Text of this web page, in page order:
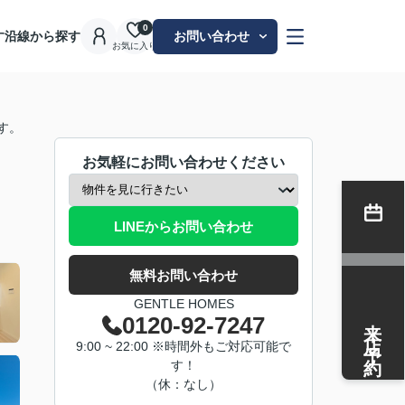
沿線から探す
お気に入り
0
お問い合わせ
お気軽にお問い合わせください
LINEからお問い合わせ
無料お問い合わせ
GENTLE HOMES
0120-92-7247
9:00 ~ 22:00 ※時間外もご対応可能で
す！
（休：なし）
来店予約